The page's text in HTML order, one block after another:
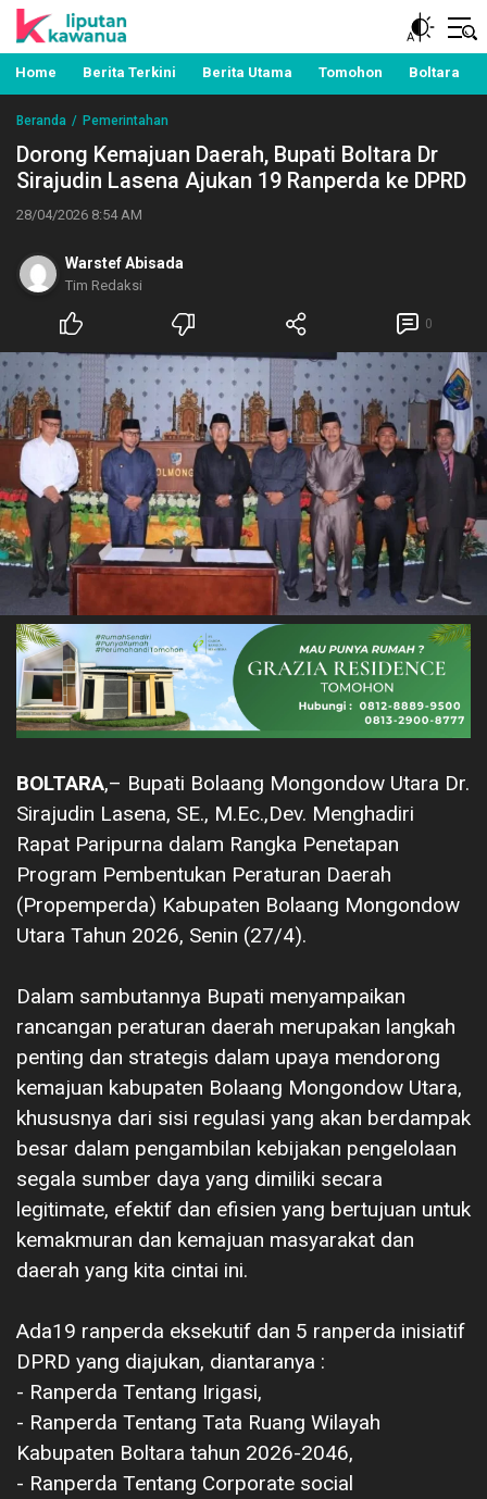
Liputan Kawanua
Berita Manado, Sulawesi Utara, Kawanua, Politik,
Pemerintahan, Hukum Kriminal dan Nasional
Home Berita Terkini Berita Utama Tomohon Boltara
Beranda Pemerintahan
Dorong Kemajuan Daerah, Bupati Boltara Dr
Sirajudin Lasena Ajukan 19 Ranperda ke DPRD
28/04/2026 8:54 AM
Warstef Abisada
Tim Redaksi
0
BOLTARA,– Bupati Bolaang Mongondow Utara Dr.
Sirajudin Lasena, SE., M.Ec.,Dev. Menghadiri
Rapat Paripurna dalam Rangka Penetapan
Program Pembentukan Peraturan Daerah
(Propemperda) Kabupaten Bolaang Mongondow
Utara Tahun 2026, Senin (27/4).
‎Dalam sambutannya Bupati menyampaikan
rancangan peraturan daerah merupakan langkah
penting dan strategis dalam upaya mendorong
kemajuan kabupaten Bolaang Mongondow Utara,
khususnya dari sisi regulasi yang akan berdampak
besar dalam pengambilan kebijakan pengelolaan
segala sumber daya yang dimiliki secara
legitimate, efektif dan efisien yang bertujuan untuk
kemakmuran dan kemajuan masyarakat dan
daerah yang kita cintai ini.
Ada19 ranperda eksekutif dan 5 ranperda inisiatif
DPRD yang diajukan, diantaranya :
‎- Ranperda Tentang Irigasi,
‎- Ranperda Tentang Tata Ruang Wilayah
Kabupaten Boltara tahun 2026-2046,
‎- Ranperda Tentang Corporate social